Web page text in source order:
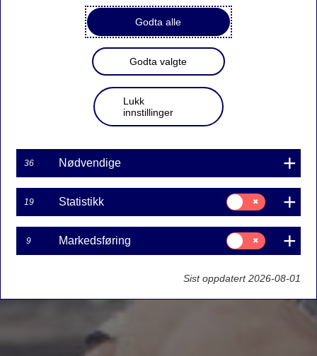
Godta alle
Godta valgte
Lukk
innstillinger
36 Nødvendige
19 Statistikk
Samtykke
til:
Statistikk
9 Markedsføring
Samtykke
til:
Markedsføring
Sist oppdatert 2026-08-01